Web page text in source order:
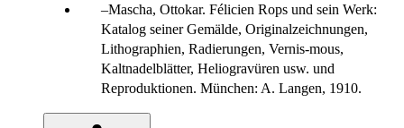
Mascha, Ottokar. Félicien Rops und sein Werk:
Katalog seiner Gemälde, Originalzeichnungen,
Lithographien, Radierungen, Vernis-mous,
Kaltnadelblätter, Heliogravüren usw. und
Reproduktionen. München: A. Langen, 1910.